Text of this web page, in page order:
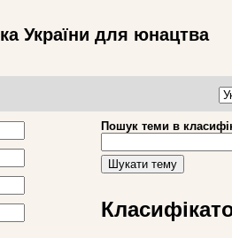
України для юнацтва
Пошук теми в
Шукати тему